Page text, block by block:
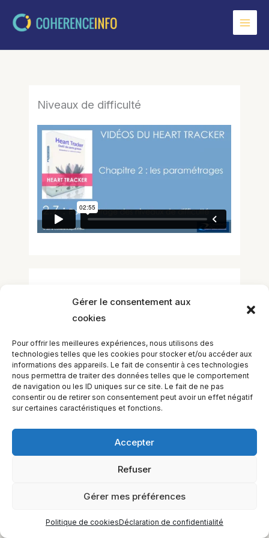
Gérer le consentement aux
cookies
Pour offrir les meilleures expériences, nous utilisons des
technologies telles que les cookies pour stocker et/ou accéder aux
informations des appareils. Le fait de consentir à ces technologies
nous permettra de traiter des données telles que le comportement
de navigation ou les ID uniques sur ce site. Le fait de ne pas
consentir ou de retirer son consentement peut avoir un effet négatif
sur certaines caractéristiques et fonctions.
Accepter
Refuser
Gérer mes préférences
Politique de cookiesDéclaration de confidentialité
Niveaux de difficulté
Vous devez vous connecterpour publier
un commentaire.
H1Y 2J9 Canada